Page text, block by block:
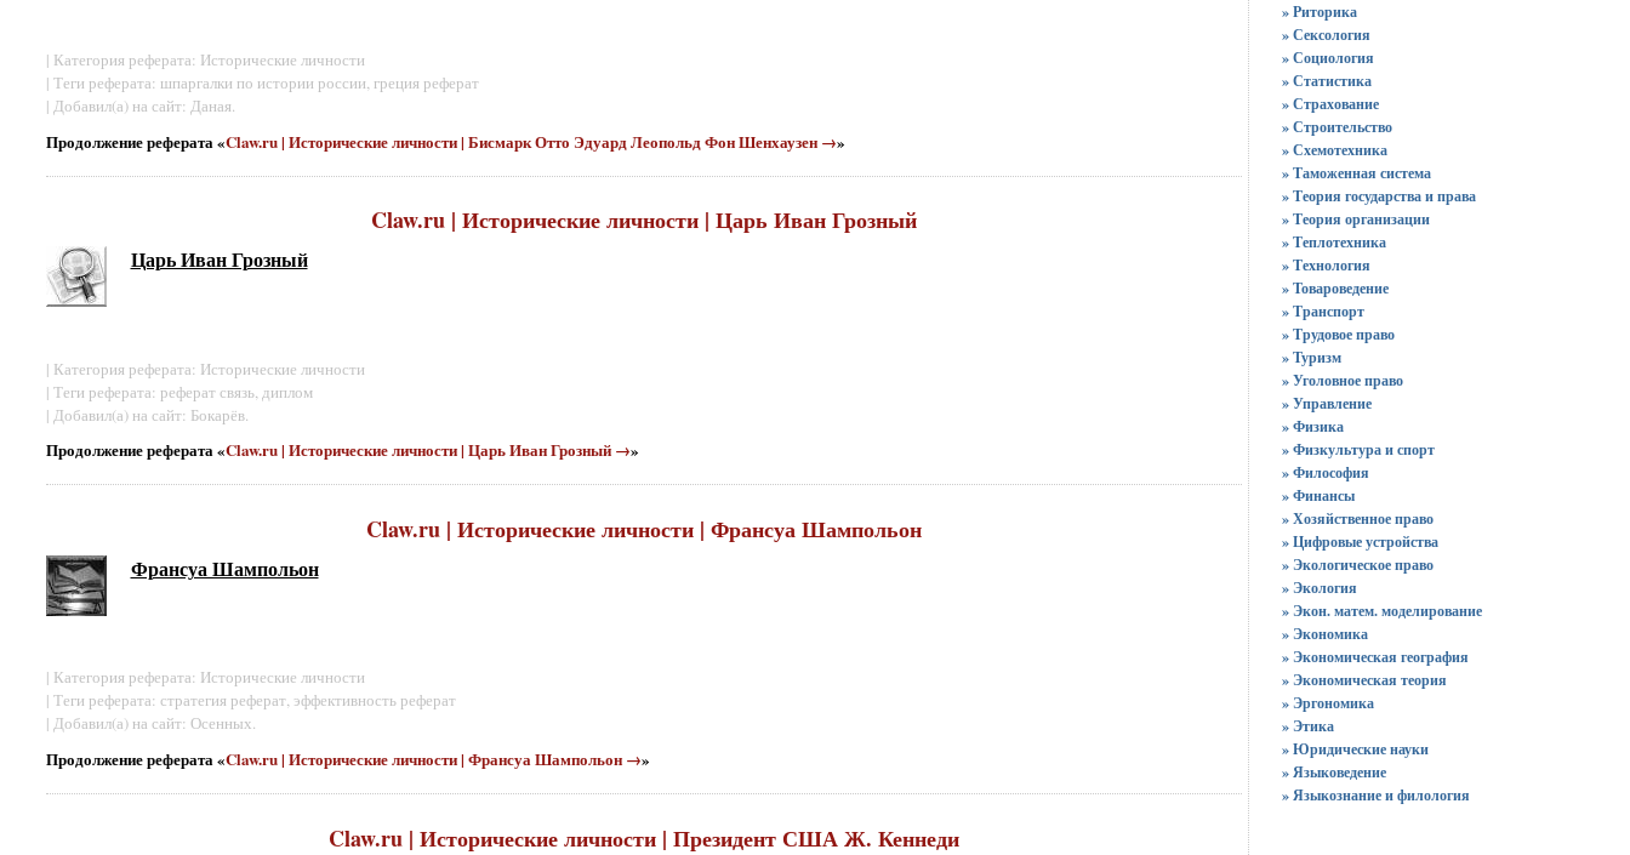
| Категория реферата: Исторические личности
| Теги реферата: шпаргалки по истории россии, греция реферат
| Добавил(а) на сайт: Даная.
Продолжение реферата «Claw.ru | Исторические личности | Бисмарк Отто Эдуард Леопольд Фон Шенхаузен →»
Claw.ru | Исторические личности | Царь Иван Грозный
Царь Иван Грозный
| Категория реферата: Исторические личности
| Теги реферата: реферат связь, диплом
| Добавил(а) на сайт: Бокарёв.
Продолжение реферата «Claw.ru | Исторические личности | Царь Иван Грозный →»
Claw.ru | Исторические личности | Франсуа Шампольон
Франсуа Шампольон
| Категория реферата: Исторические личности
| Теги реферата: стратегия реферат, эффективность реферат
| Добавил(а) на сайт: Осенных.
Продолжение реферата «Claw.ru | Исторические личности | Франсуа Шампольон →»
Claw.ru | Исторические личности | Президент США Ж. Кеннеди
» Риторика
» Сексология
» Социология
» Статистика
» Страхование
» Строительство
» Схемотехника
» Таможенная система
» Теория государства и права
» Теория организации
» Теплотехника
» Технология
» Товароведение
» Транспорт
» Трудовое право
» Туризм
» Уголовное право
» Управление
» Физика
» Физкультура и спорт
» Философия
» Финансы
» Хозяйственное право
» Цифровые устройства
» Экологическое право
» Экология
» Экон. матем. моделирование
» Экономика
» Экономическая география
» Экономическая теория
» Эргономика
» Этика
» Юридические науки
» Языковедение
» Языкознание и филология